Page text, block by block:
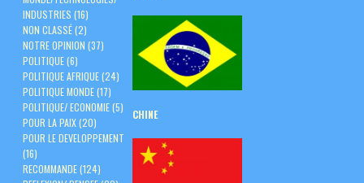
INDUSTRIES (16)
NON CLASSÉ(2)
NOTRE OPINION (37)
POLITIQUE(6)
POLITIQUE AFRIQUE(24)
POLITIQUE MONDE(17)
POLITIQUE/ ECONOMIE(5)
POUR LA PAIX(20)
POUR LE DEVELOPPEMENT
(16)
RECOMMANDE(124)
CHINE